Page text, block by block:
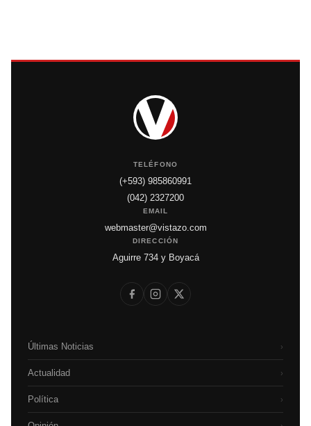
TELÉFONO
(+593) 985860991
(042) 2327200
EMAIL
webmaster@vistazo.com
DIRECCIÓN
Aguirre 734 y Boyacá
Últimas Noticias ›
Actualidad ›
Política ›